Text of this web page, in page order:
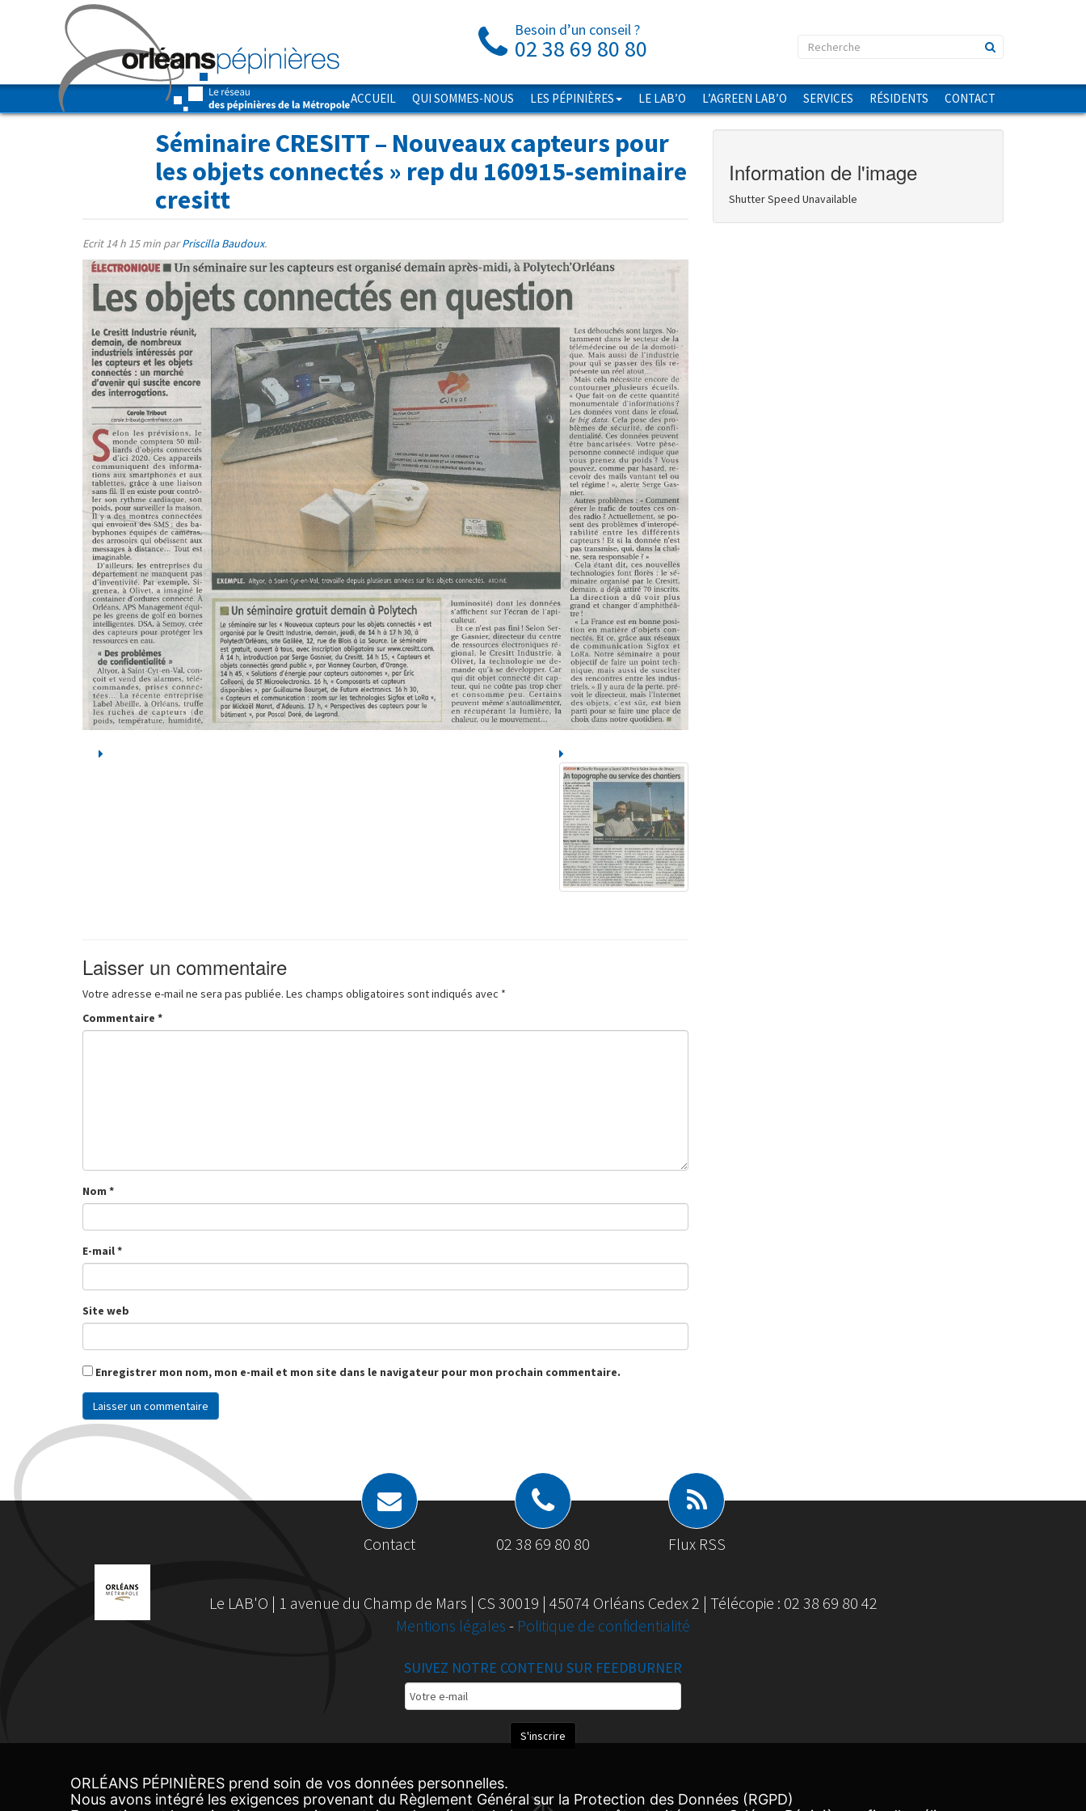
Besoin d’un conseil ?
02 38 69 80 80
ACCUEIL QUI SOMMES-NOUS LES PÉPINIÈRES LE LAB’O L’AGREEN LAB’O SERVICES RÉSIDENTS CONTACT
Séminaire CRESITT – Nouveaux capteurs pour
les objets connectés » rep du 160915-seminaire
cresitt
Ecrit14 h 15 min parPriscilla Baudoux.
Laisser un commentaire
Votre adresse e-mail ne sera pas publiée. Les champs obligatoires sont indiqués avec *
Commentaire *
Nom *
E-mail*
Site web
Enregistrer mon nom, mon e-mail et mon site dans le navigateur pour mon prochain commentaire.
Information de l'image
Shutter Speed Unavailable
Contact 02 38 69 80 80 Flux RSS
Le LAB'O | 1 avenue du Champ de Mars | CS 30019 | 45074 Orléans Cedex 2 | Télécopie : 02 38 69 80 42
Mentions légales - Politique de confidentialité
SUIVEZ NOTRE CONTENU SUR FEEDBURNER
Email
Subscription
S'inscrire
ORLÉANS PÉPINIÈRES prend soin de vos données personnelles.
Nous avons intégré les exigences provenant du Règlement Général sur la Protection des Données (RGPD)